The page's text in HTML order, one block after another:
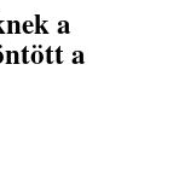
a
a